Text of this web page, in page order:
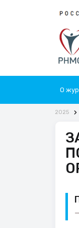
О
2025